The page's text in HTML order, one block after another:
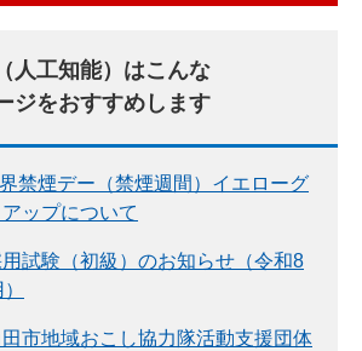
人工知能）はこんな
ジをおすすめします
禁煙デー（禁煙週間）イエローグ
ップについて
試験（初級）のお知らせ（令和8
市地域おこし協力隊活動支援団体